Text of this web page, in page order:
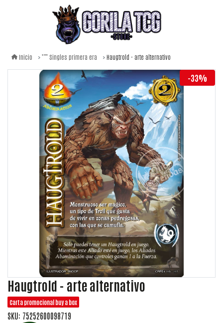
Inicio Singles primera era Haugtrold - arte alternativo
-33%
Haugtrold - arte alternativo
Carta promocional buy a box
SKU: 75252600098719